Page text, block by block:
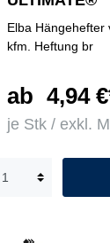
Elba Hängehefter
kfm. Heftung br
ab 4,94
je Stk / exkl.